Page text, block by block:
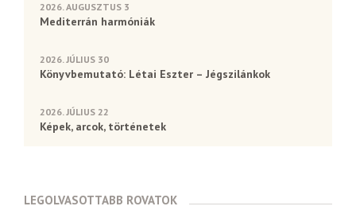
2026. AUGUSZTUS 3
Mediterrán harmóniák
2026. JÚLIUS 30
Könyvbemutató: Létai Eszter – Jégszilánkok
2026. JÚLIUS 22
Képek, arcok, történetek
LEGOLVASOTTABB ROVATOK